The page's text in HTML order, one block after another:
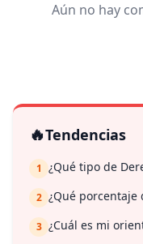
Aún no hay
🔥Tendencias
1 ¿Qué tipo de
2 ¿Qué porcentaje
3 ¿Cuál es mi